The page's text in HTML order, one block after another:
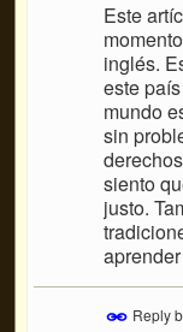
Este
inglés.
este
mundo
sin
siento
justo.
Reply